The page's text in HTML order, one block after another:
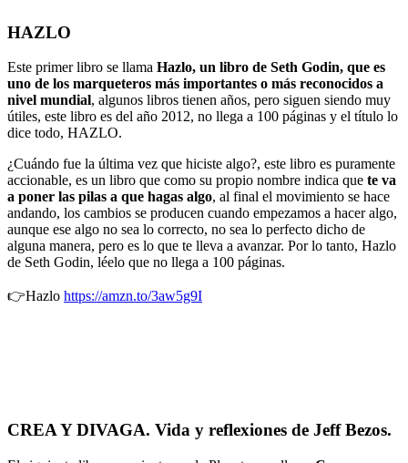
HAZLO
Este primer libro se llama Hazlo, un libro de Seth Godin, que es
uno de los marqueteros más importantes o más reconocidos a
nivel mundial, algunos libros tienen años, pero siguen siendo muy
útiles, este libro es del año 2012, no llega a 100 páginas y el título lo
dice todo, HAZLO.
¿Cuándo fue la última vez que hiciste algo?, este libro es puramente
accionable, es un libro que como su propio nombre indica que te va
a poner las pilas a que hagas algo, al final el movimiento se hace
andando, los cambios se producen cuando empezamos a hacer algo,
aunque ese algo no sea lo correcto, no sea lo perfecto dicho de
alguna manera, pero es lo que te lleva a avanzar. Por lo tanto, Hazlo
de Seth Godin, léelo que no llega a 100 páginas.
👉Hazlo https://amzn.to/3aw5g9I
CREA Y DIVAGA. Vida y reflexiones de Jeff Bezos.